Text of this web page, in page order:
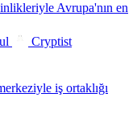
Avrupa'nın en
Cryptist
iş ortaklığı